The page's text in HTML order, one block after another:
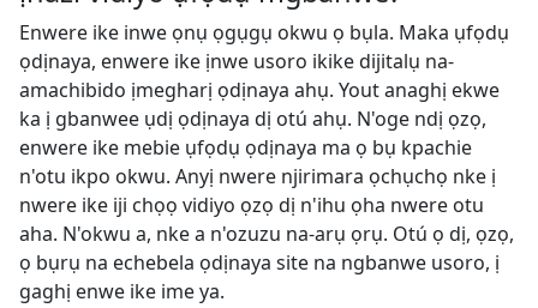
Enwere ike inwe ọnụ ọgụgụ okwu ọ bụla. Maka ụfọdụ
ọdịnaya, enwere ike ịnwe usoro ikike dijitalụ na-
amachibido ịmegharị ọdịnaya ahụ. Yout anaghị ekwe
ka ị gbanwee ụdị ọdịnaya dị otú ahụ. N'oge ndị ọzọ,
enwere ike mebie ụfọdụ ọdịnaya ma ọ bụ kpachie
n'otu ikpo okwu. Anyị nwere njirimara ọchụchọ nke ị
nwere ike iji chọọ vidiyo ọzọ dị n'ihu ọha nwere otu
aha. N'okwu a, nke a n'ozuzu na-arụ ọrụ. Otú ọ dị, ọzọ,
ọ bụrụ na echebela ọdịnaya site na ngbanwe usoro, ị
gaghị enwe ike ime ya.